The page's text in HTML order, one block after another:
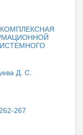
Д. С.
267